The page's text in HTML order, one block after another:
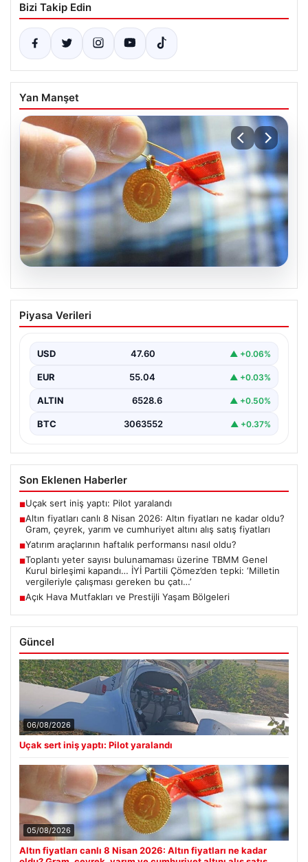
Bizi Takip Edin
Yan Manşet
05.08.2026
Altın fiyatları canlı 8 Nisan 2026: Altın
fiyatları ne kadar oldu? Gram, çeyrek,
fiyatları
{ "title": "8 Nisan 2026 Altın Fiyatları Canlı Takip: Gram,
Çeyrek ve Cumhuriyet Altını…
Piyasa Verileri
USD 47.60 ▲ +0.06%
EUR 55.04 ▲ +0.03%
ALTIN 6528.6 ▲ +0.50%
BTC 3063552 ▲ +0.37%
Son Eklenen Haberler
■Uçak sert iniş yaptı: Pilot yaralandı
■Altın fiyatları canlı 8 Nisan 2026: Altın fiyatları ne kadar oldu?
Gram, çeyrek, yarım ve cumhuriyet altını alış satış fiyatları
■Yatırım araçlarının haftalık performansı nasıl oldu?
■Toplantı yeter sayısı bulunamaması üzerine TBMM Genel
Kurul birleşimi kapandı… İYİ Partili Çömez’den tepki: ‘Milletin
vergileriyle çalışması gereken bu çatı…’
■Açık Hava Mutfakları ve Prestijli Yaşam Bölgeleri
Güncel
06/08/2026
Uçak sert iniş yaptı: Pilot yaralandı
05/08/2026
Altın fiyatları canlı 8 Nisan 2026: Altın fiyatları ne kadar